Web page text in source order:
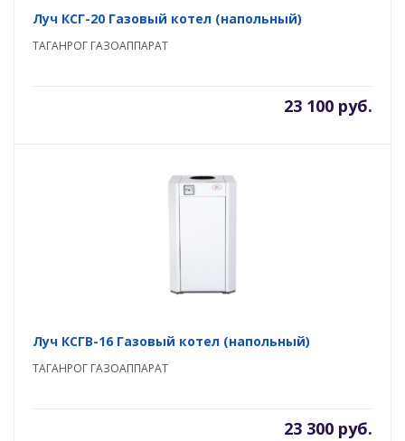
Луч КСГ-20 Газовый котел (напольный)
ТАГАНРОГ ГАЗОАППАРАТ
23 100 руб.
Луч КСГВ-16 Газовый котел (напольный)
ТАГАНРОГ ГАЗОАППАРАТ
23 300 руб.